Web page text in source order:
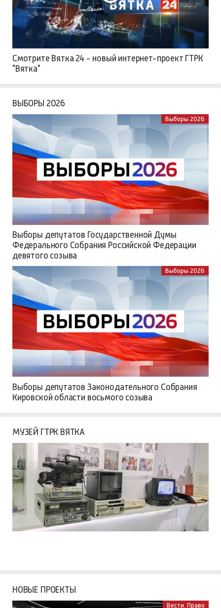
Смотрите Вятка 24 - новый интернет-проект ГТРК
"Вятка"
ВЫБОРЫ 2026
Выборы 2026
Выборы депутатов Государственной Думы
Федерального Собрания Российской Федерации
девятого созыва
Выборы 2026
Выборы депутатов Законодательного Собрания
Кировской области восьмого созыва
МУЗЕЙ ГТРК ВЯТКА
НОВЫЕ ПРОЕКТЫ
Вести. Право